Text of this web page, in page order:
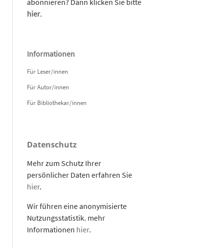
abonnieren? Dann klicken Sie bitte
hier.
Informationen
Für Leser/innen
Für Autor/innen
Für Bibliothekar/innen
Datenschutz
Mehr zum Schutz Ihrer
persönlicher Daten erfahren Sie
hier.
Wir führen eine anonymisierte
Nutzungsstatistik. mehr
Informationen hier.